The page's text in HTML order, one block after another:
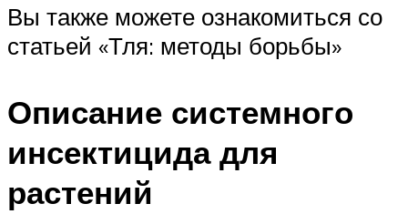
Вы также можете ознакомиться со
статьей «Тля: методы борьбы»
Описание системного
инсектицида для
растений